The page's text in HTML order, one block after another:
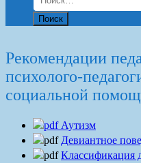
Рекомендации
психолого-
социальной
Аутизм
Девиантное
Классификация